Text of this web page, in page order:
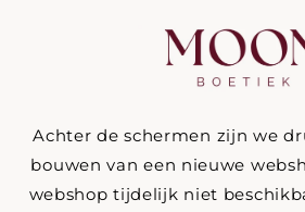
Achter de schermen zijn we
bouwen van een nieuwe
webshop tijdelijk niet